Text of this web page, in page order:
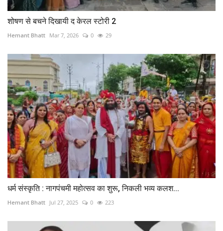
शोषण से बचने दिखायी द केरल स्टोरी 2
Hemant Bhatt Mar 7, 2026 0 29
धर्म संस्कृति : नागपंचमी महोत्सव का शुरू, निकली भव्य कलश...
Hemant Bhatt Jul 27, 2025 0 223